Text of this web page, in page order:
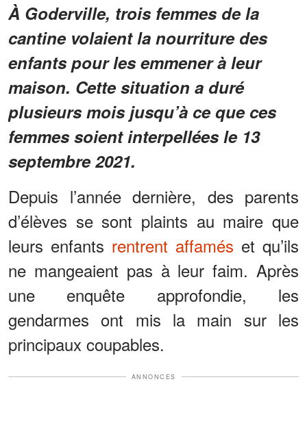
À Goderville, trois femmes de la
cantine volaient la nourriture des
enfants pour les emmener à leur
maison. Cette situation a duré
plusieurs mois jusqu’à ce que ces
femmes soient interpellées le 13
septembre 2021.
Depuis l’année dernière, des parents
d’élèves se sont plaints au maire que
leurs enfants rentrent affamés et qu’ils
ne mangeaient pas à leur faim. Après
une enquête approfondie, les
gendarmes ont mis la main sur les
principaux coupables.
ANNONCES